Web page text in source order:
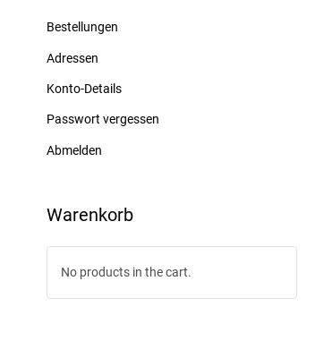
Bestellungen
Adressen
Konto-Details
Passwort vergessen
Abmelden
Warenkorb
No products in the cart.